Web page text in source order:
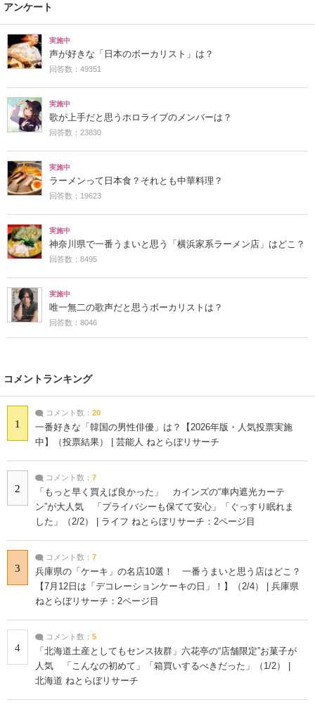
アンケート
実施中
声が好きな「日本のボーカリスト」は？
回答数：49351
実施中
歌が上手だと思うホロライブのメンバーは？
回答数：23830
実施中
ラーメンって日本食？それとも中華料理？
回答数：19623
実施中
神奈川県で一番うまいと思う「横浜家系ラーメン店」はどこ？
回答数：8495
実施中
唯一無二の歌声だと思うボーカリストは？
回答数：8046
コメントランキング
1
コメント数： 20
一番好きな「韓国の男性俳優」は？【2026年版・人気投票実施
中】（投票結果） | 芸能人 ねとらぼリサーチ
2
コメント数： 7
「もっと早く買えば良かった」 カインズの“車内遮光カーテ
ン”が大人気 「プライバシーも保てて安心」「ぐっすり眠れま
した」（2/2） | ライフ ねとらぼリサーチ：2ページ目
3
コメント数： 7
兵庫県の「ケーキ」の名店10選！ 一番うまいと思う店はどこ？
【7月12日は「デコレーションケーキの日」！】（2/4） | 兵庫県
ねとらぼリサーチ：2ページ目
4
コメント数： 5
「北海道土産としてもセンス抜群」六花亭の“店舗限定”お菓子が
人気 「こんなの初めて」「箱買いするべきだった」（1/2） |
北海道 ねとらぼリサーチ